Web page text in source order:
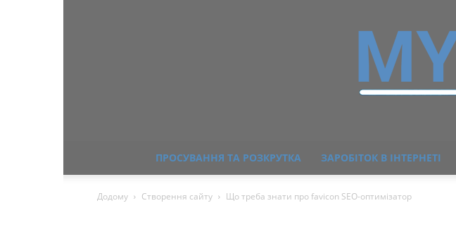
ПРОСУВАННЯ ТА РОЗКРУТКА ЗАРОБІТОК В ІНТЕРНЕТІ
Додому Створення сайту Що треба знати про favicon SEO-оптимізатор